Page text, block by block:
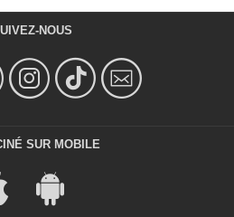
NOUS
SUR MOBILE